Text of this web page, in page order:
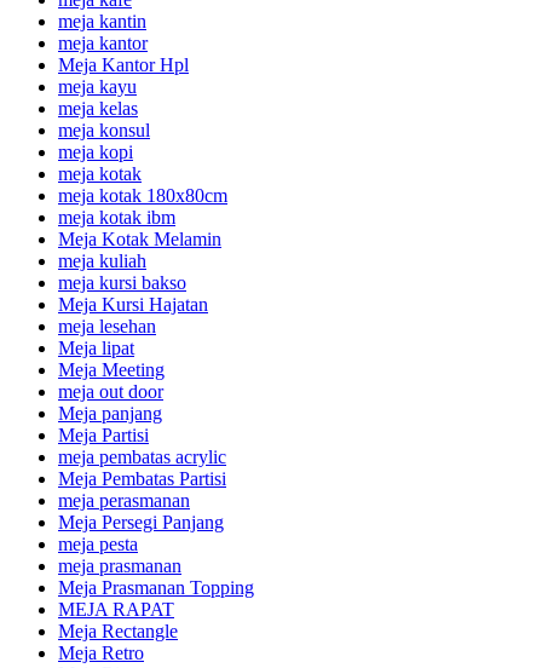
meja kantin
meja kantor
Meja Kantor Hpl
meja kayu
meja kelas
meja konsul
meja kopi
meja kotak
meja kotak 180x80cm
meja kotak ibm
Meja Kotak Melamin
meja kuliah
meja kursi bakso
Meja Kursi Hajatan
meja lesehan
Meja lipat
Meja Meeting
meja out door
Meja panjang
Meja Partisi
meja pembatas acrylic
Meja Pembatas Partisi
meja perasmanan
Meja Persegi Panjang
meja pesta
meja prasmanan
Meja Prasmanan Topping
MEJA RAPAT
Meja Rectangle
Meja Retro